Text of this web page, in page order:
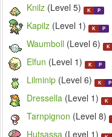
Knilz (Level 5) K P
Kapilz (Level 1) K P
Waumboll (Level 6) K
Elfun (Level 1) K P
Lilminip (Level 6) K P
Dressella (Level 1) K
Tarnpignon (Level 8)
Hutsassa (Level 1)